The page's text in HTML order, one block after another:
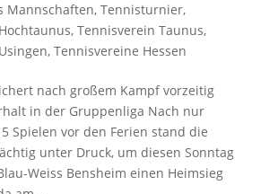
Mannschaften, Tennisturnier,
, Tennisverein Taunus,
, Tennisvereine Hessen
nach großem Kampf vorzeitig
in der Gruppenliga Nach nur
Spielen vor den Ferien stand die
unter Druck, um diesen Sonntag
Weiss Bensheim einen Heimsieg